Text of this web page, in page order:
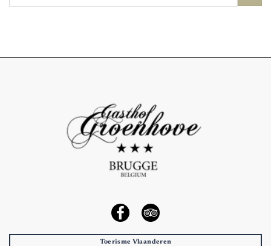
Toerisme Vlaanderen